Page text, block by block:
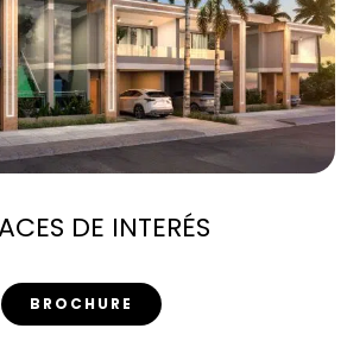
DE INTERÉS
BROCHURE